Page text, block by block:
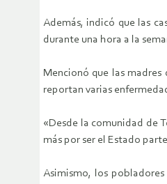
Además, indicó que las
durante una hora a la
Mencionó que las
reportan varias
«Desde la comunidad de
más por ser el Estado
Asimismo, los